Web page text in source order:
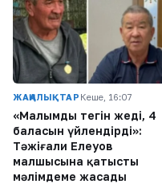
ЖАҢАЛЫҚТАР Кеше, 16:07
«Малымды тегін жеді, 4
баласын үйлендірді»:
Тәжіғали Елеуов
малшысына қатысты
мәлімдеме жасады